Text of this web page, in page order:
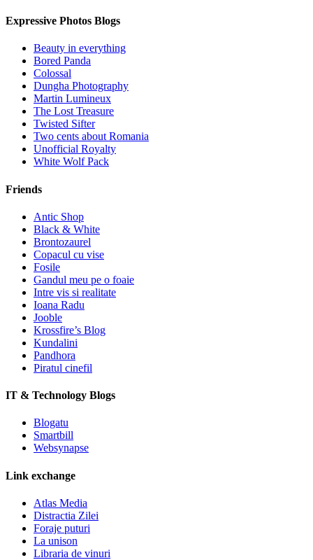
Expressive Photos Blogs
Beauty in everything
Bored Panda
Colossal
Dungha Photography
Martin Lumineux
The Lost Treasure
Twisted Sifter
Two cents about Romania
Unofficial Royalty
White Wolf Pack
Friends
Antic Shop
Black & White
Brontozaurel
Copacul cu vise
Fosile
Gandul meu pe o foaie
Intre vis si realitate
Ioana Radu
Jooble
Krossfire’s Blog
Kundalini
Pandhora
Piratul cinefil
IT & Technology Blogs
Blogatu
Smartbill
Websynapse
Link exchange
Atlas Media
Distractia Zilei
Foraje puturi
La unison
Libraria de vinuri